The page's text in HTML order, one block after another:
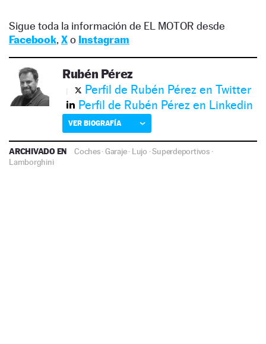
Sigue toda la información de EL MOTOR desde
Facebook, Xo Instagram
Rubén Pérez
Perfil de Rubén Pérez en Twitter
Perfil de Rubén Pérez en Linkedin
VER BIOGRAFÍA
ARCHIVADO EN Coches·Garaje· Lujo ·Superdeportivos·
Lamborghini